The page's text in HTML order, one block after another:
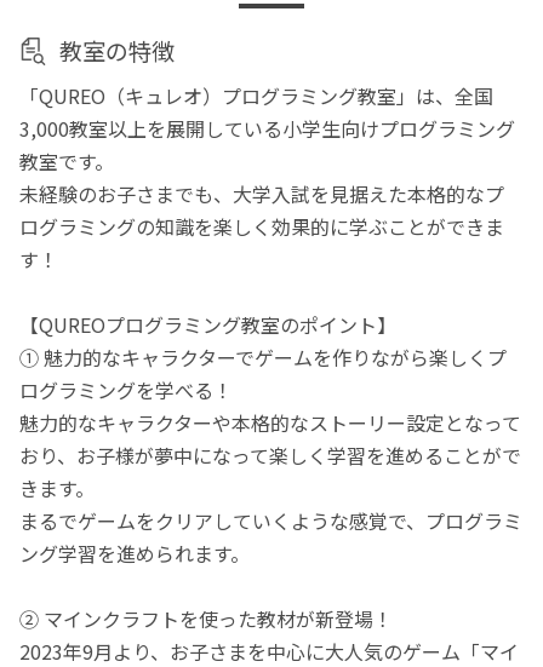
教室の特徴
「QUREO（キュレオ）プログラミング教室」は、全国
3,000教室以上を展開している小学生向けプログラミング
教室です。
未経験のお子さまでも、大学入試を見据えた本格的なプ
ログラミングの知識を楽しく効果的に学ぶことができま
す！
【QUREOプログラミング教室のポイント】
① 魅力的なキャラクターでゲームを作りながら楽しくプ
ログラミングを学べる！
魅力的なキャラクターや本格的なストーリー設定となって
おり、お子様が夢中になって楽しく学習を進めることがで
きます。
まるでゲームをクリアしていくような感覚で、プログラミ
ング学習を進められます。
② マインクラフトを使った教材が新登場！
2023年9月より、お子さまを中心に大人気のゲーム「マイ